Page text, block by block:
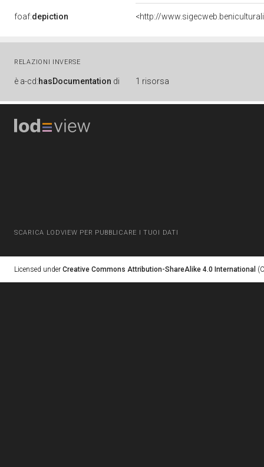
foaf:depiction <http://
RELAZIONI INVERSE
è a-cd:hasDocumentation di 1 risorsa
SCARICA LODVIEW PER PUBBLICARE I TUOI DATI
Licensed under Creative Commons Attribution-ShareAlike 4.0 International